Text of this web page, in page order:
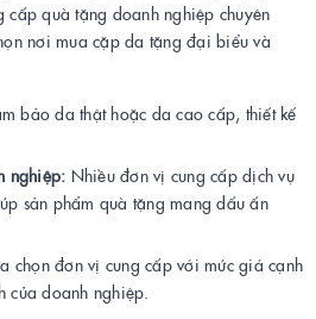
cấp quà tặng doanh nghiệp chuyên
nơi mua cặp da tặng đại biểu và
bảo da thật hoặc da cao cấp, thiết kế
nghiệp: Nhiều đơn vị cung cấp dịch vụ
sản phẩm quà tặng mang dấu ấn
chọn đơn vị cung cấp với mức giá cạnh
của doanh nghiệp.